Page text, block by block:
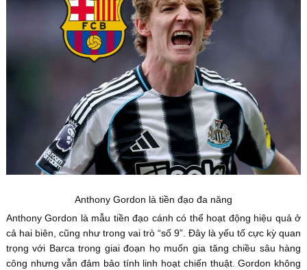
Anthony Gordon là tiền đạo đa năng
Anthony Gordon là mẫu tiền đạo cánh có thể hoạt động hiệu quả ở
cả hai biên, cũng như trong vai trò “số 9”. Đây là yếu tố cực kỳ quan
trọng với Barca trong giai đoạn họ muốn gia tăng chiều sâu hàng
công nhưng vẫn đảm bảo tính linh hoạt chiến thuật. Gordon không